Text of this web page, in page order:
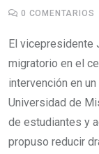
0 COMENTARIOS
El vicepresidente
migratorio en el
intervención en
Universidad de
de estudiantes y
propuso reducir